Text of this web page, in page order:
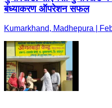
बंध्याकरण ऑपरेशन सफल
Kumarkhand, Madhepura |